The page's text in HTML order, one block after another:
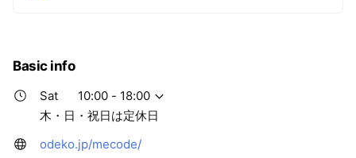
Basic info
Sat
10:00 - 18:00
木・日・祝日は定休日
odeko.jp/mecode/